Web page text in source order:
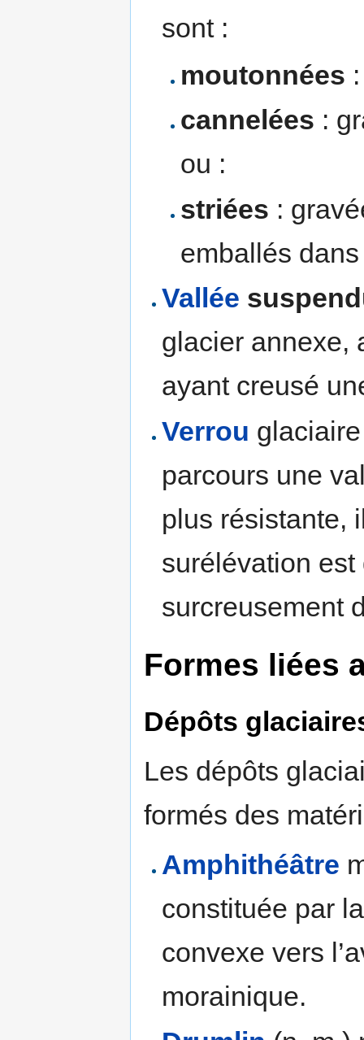
sont :
moutonnées
cannelées :
ou :
striées :
emballés
Vallée
glacier annexe,
ayant creusé
Verrou
parcours une
plus résistante,
surélévation
surcreusement
Formes liées
Dépôts
Les dépôts
formés des
Amphithéâtre
constituée par
convexe vers
morainique.